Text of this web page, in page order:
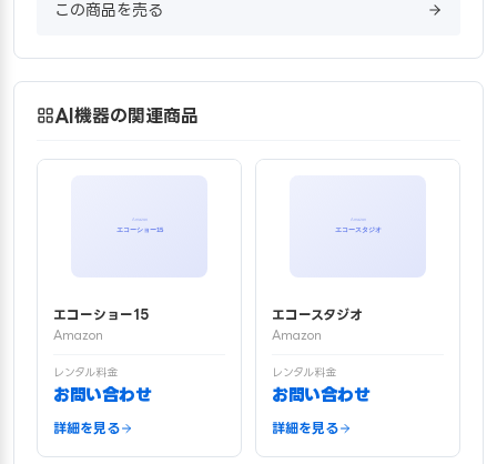
この商品を売る
AI機器の関連商品
エコーショー15
Amazon
レンタル料金
お問い合わせ
詳細を見る
エコースタジオ
Amazon
レンタル料金
お問い合わせ
詳細を見る